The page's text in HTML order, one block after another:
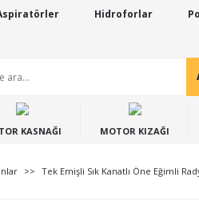
Hidroforlar
KASNAĞI MOTOR KIZAĞI
Tek Emişli Sık Kanatlı Öne Eğimli